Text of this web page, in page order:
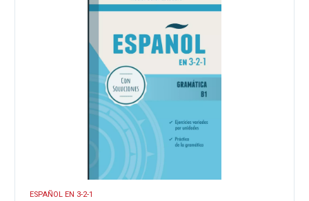
ESPAÑOL EN 3-2-1